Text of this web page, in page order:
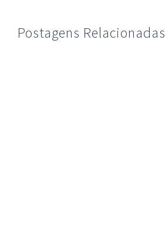
Postagens Relacionadas